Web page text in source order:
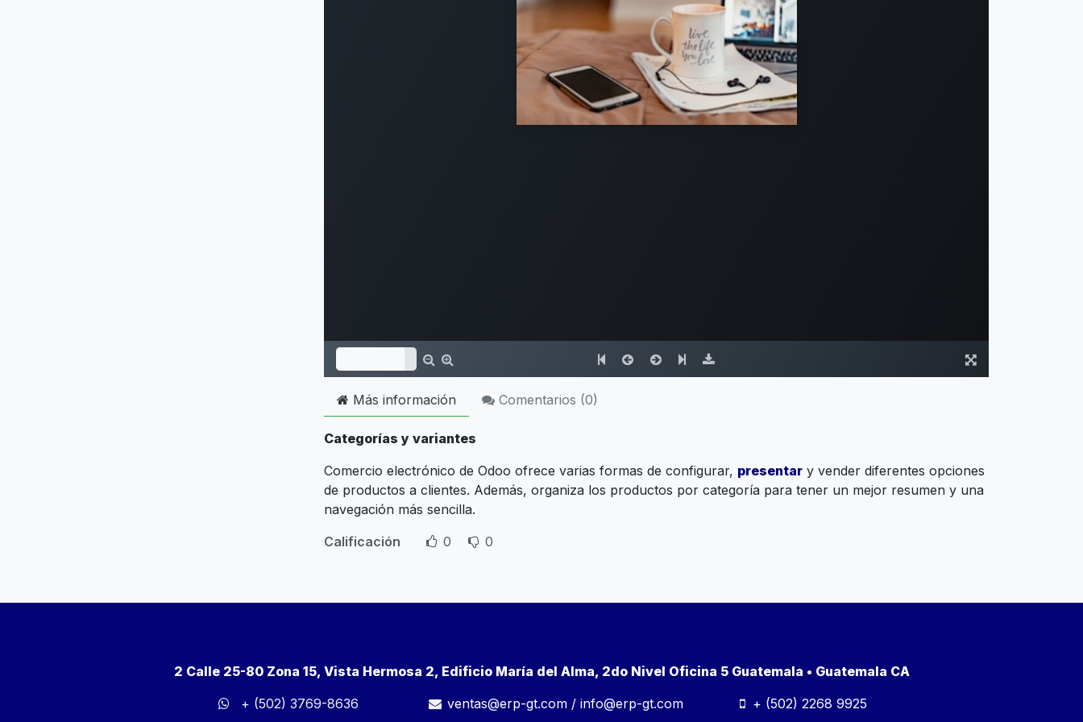
Más información Comentarios (0)
Categorías y variantes
Comercio electrónico de Odoo ofrece varias formas de configurar, presentar y vender diferentes opciones
de productos a clientes. Además, organiza los productos por categoría para tener un mejor resumen y una
navegación más sencilla.
Calificación
0 0
2 Calle 25-80 Zona 15, Vista Hermosa 2, Edificio María del Alma, 2do Nivel Oficina 5 Guatemala • Guatemala CA
+ (502) 3769-8636
ventas@erp-gt.com /info@erp-gt.com + (502) 2268 9925